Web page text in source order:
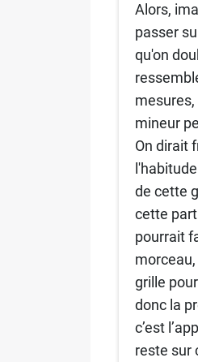
Alors,
passer
qu'on
mineur
On dirait
de cette
cette
pourrait
grille
donc la
c’est
reste sur